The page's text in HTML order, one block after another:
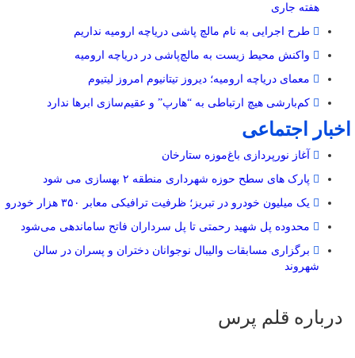
هفته جاری
طرح اجرایی به نام مالچ پاشی دریاچه ارومیه نداریم
واکنش محیط زیست به مالچ‌پاشی در دریاچه ارومیه
معمای دریاچه ارومیه؛ دیروز تیتانیوم امروز لیتیوم
کم‌بارشی هیچ ارتباطی به “هارپ” و عقیم‌سازی ابرها ندارد
اخبار اجتماعی
آغاز نورپردازی باغ‌موزه ستارخان
پارک های سطح حوزه شهرداری منطقه ۲ بهسازی می شود
یک میلیون خودرو در تبریز؛ ظرفیت ترافیکی معابر ۳۵۰ هزار خودرو
محدوده پل شهید رحمتی تا پل سرداران فاتح ساماندهی می‌شود
برگزاری مسابقات والیبال نوجوانان دختران و پسران در سالن
شهروند
درباره قلم پرس